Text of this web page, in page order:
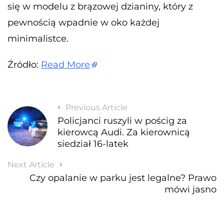
się w modelu z brązowej dzianiny, który z
pewnością wpadnie w oko każdej
minimalistce.
Źródło: Read More
Previous Article
Policjanci ruszyli w pościg za
kierowcą Audi. Za kierownicą
siedział 16-latek
Next Article
Czy opalanie w parku jest legalne? Prawo
mówi jasno